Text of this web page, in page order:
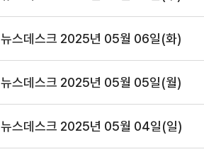
뉴스데스크 2025년 05월 06일(화)
뉴스데스크 2025년 05월 05일(월)
뉴스데스크 2025년 05월 04일(일)